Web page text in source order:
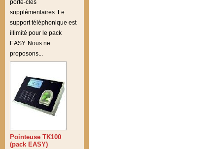
porte-clés
supplémentaires. Le
support téléphonique est
illimité pour le pack
EASY. Nous ne
proposons...
Pointeuse TK100
(pack EASY)